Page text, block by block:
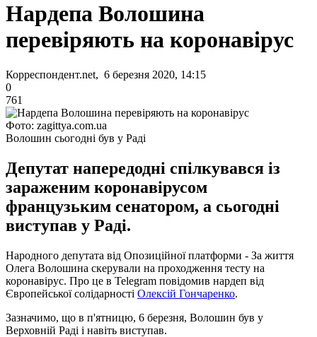
Нардепа Волошина
перевіряють на коронавірус
Корреспондент.net, 6 березня 2020, 14:15
0
761
Фото: zagittya.com.ua
Волошин сьогодні був у Раді
Депутат напередодні спілкувався із
зараженим коронавірусом
французьким сенатором, а сьогодні
виступав у Раді.
Народного депутата від Опозиційної платформи - За життя
Олега Волошина скерували на проходження тесту на
коронавірус. Про це в Telegram повідомив нардеп від
Європейської солідарності Олексій Гончаренко.
Зазначимо, що в п'ятницю, 6 березня, Волошин був у
Верховній Раді і навіть виступав.